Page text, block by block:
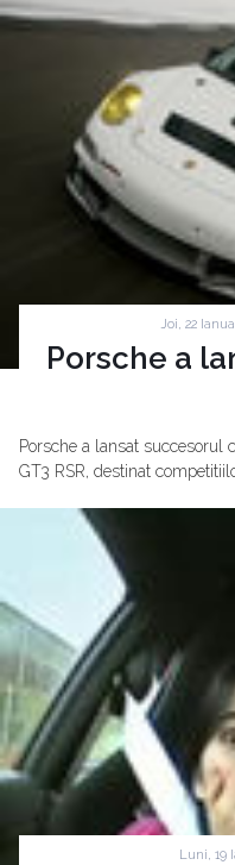
Joi, 22
Porsche a
Porsche a lansat succesorul
GT3 RSR, destinat
Luni, 19